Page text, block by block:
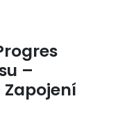
–
Zapojení